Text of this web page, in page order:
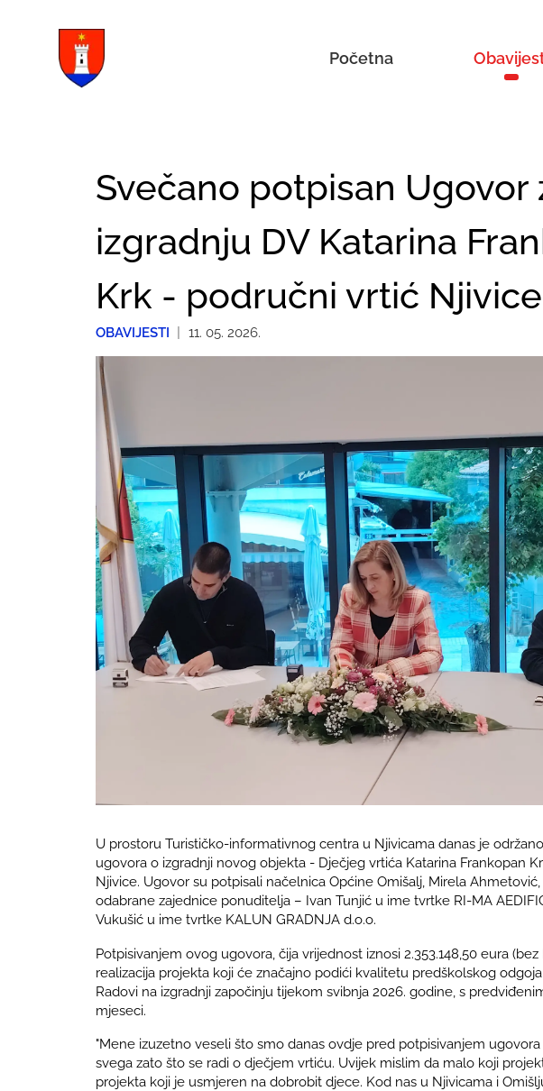
Početna
Svečano potpisan Ugovor
izgradnju DV Katarina
Krk - područni vrtić Njivice
OBAVIJESTI 11. 05. 2026.
U prostoru Turističko-informativnog centra u Njivicama danas je
ugovora o izgradnji novog objekta - Dječjeg vrtića Katarina Frankopan
Njivice. Ugovor su potpisali načelnica Općine Omišalj, Mirela
odabrane zajednice ponuditelja – Ivan Tunjić u ime tvrtke RI-MA
Vukušić u ime tvrtke KALUN GRADNJA d.o.o.
Potpisivanjem ovog ugovora, čija vrijednost iznosi 2.353.148,50 eura (bez
realizacija projekta koji će značajno podići kvalitetu predškolskog
Radovi na izgradnji započinju tijekom svibnja 2026. godine, s
mjeseci.
"Mene izuzetno veseli što smo danas ovdje pred potpisivanjem
svega zato što se radi o dječjem vrtiću. Uvijek mislim da malo koji
projekta koji je usmjeren na dobrobit djece. Kod nas u Njivicama i